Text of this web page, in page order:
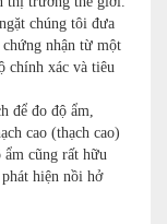
chúng tôi đưa
chứng nhận từ một
chính xác và tiêu
để đo độ ẩm,
cao (thạch cao)
cũng rất hữu
hiện nồi hở